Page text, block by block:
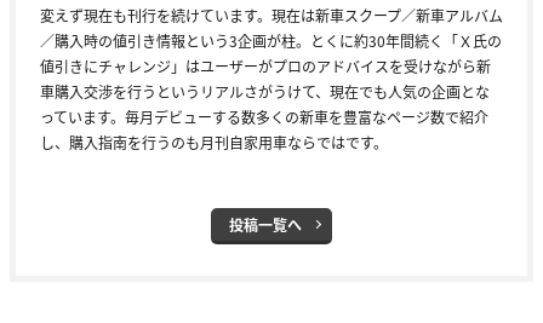
変えず現在も刊行を続けています。現在は新車スクープ／新車アルバム
／購入時の値引き情報という3企画が柱。とくに約30年間続く「Ｘ氏の
値引きにチャレンジ」はユーザーがプロのアドバイスを受けながら新
車購入交渉を行うというリアルさがうけて、現在でも人気の企画とな
っています。毎月デビューする数多くの新車を豊富なページ数で紹介
し、購入指南を行うのも月刊自家用車ならではです。
投稿一覧へ